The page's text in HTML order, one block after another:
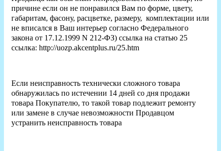
причине если он не понравился Вам по форме, цвету,
габаритам, фасону, расцветке, размеру, комплектации или
не вписался в Ваш интерьер согласно Федерального
закона от 17.12.1999 N 212-ФЗ) ссылка на статью 25
ссылка: http://uozp.akcentplus.ru/25.htm
Если неисправность технически сложного товара
обнаружилась по истечении 14 дней со дня продажи
товара Покупателю, то такой товар подлежит ремонту
или замене в случае невозможности Продавцом
устранить неисправность товара